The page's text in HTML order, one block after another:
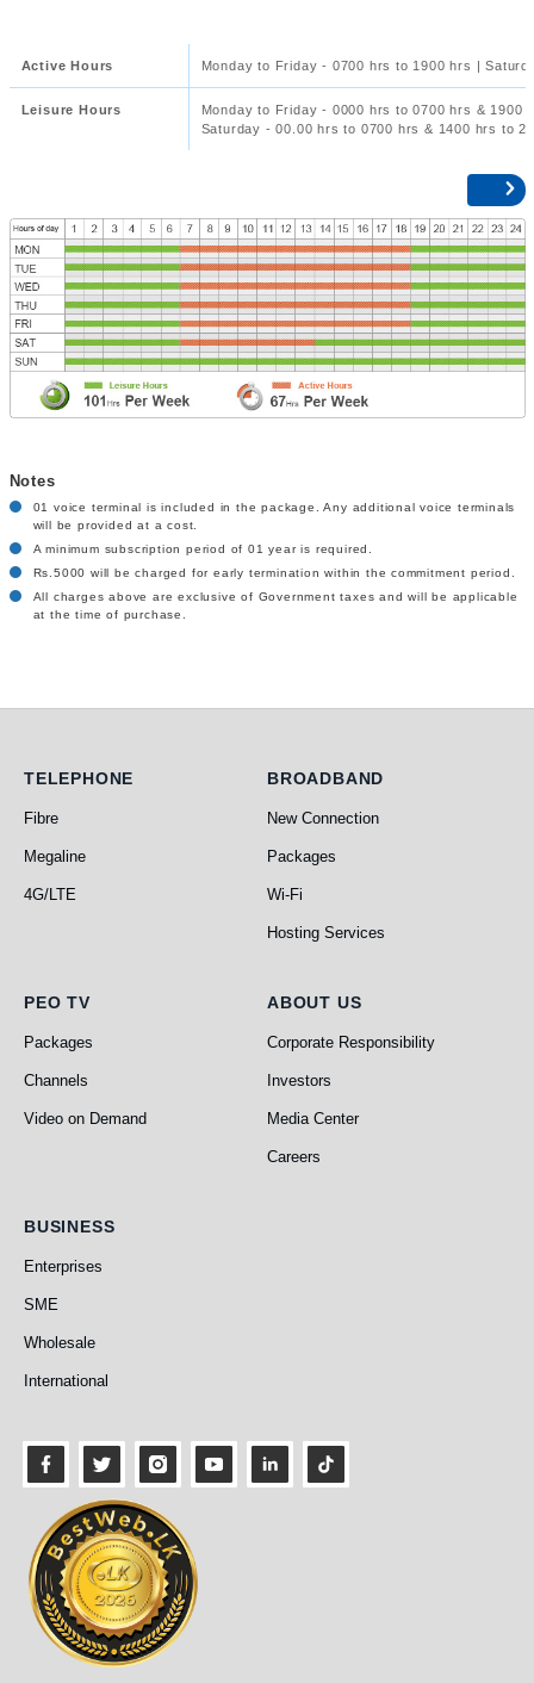
Active Hours Monday to Friday - 0700 hrs to 1900 hrs |
Leisure Hours
Monday to Friday - 0000 hrs to 0700 hrs & 1900
Saturday - 00.00 hrs to 0700 hrs & 1400 hrs to
Notes
01 voice terminal is included in the package. Any additional voice terminals
will be provided at a cost.
A minimum subscription period of 01 year is required.
Rs.5000 will be charged for early termination within the commitment period.
All charges above are exclusive of Government taxes and will be applicable
at the time of purchase.
Telephone
TELEPHONE
Fibre
Megaline
4G/LTE
Broadband
BROADBAND
New Connection
Packages
Wi-Fi
Hosting Services
PEO TV
PEO TV
Packages
Channels
Video on Demand
About Us
ABOUT US
Corporate Responsibility
Investors
Media Center
Careers
Business
BUSINESS
Enterprises
SME
Wholesale
International